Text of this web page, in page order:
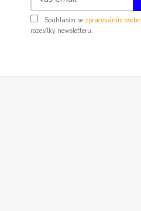
Souhlasím se zpracováním
rozesílky newsletteru.